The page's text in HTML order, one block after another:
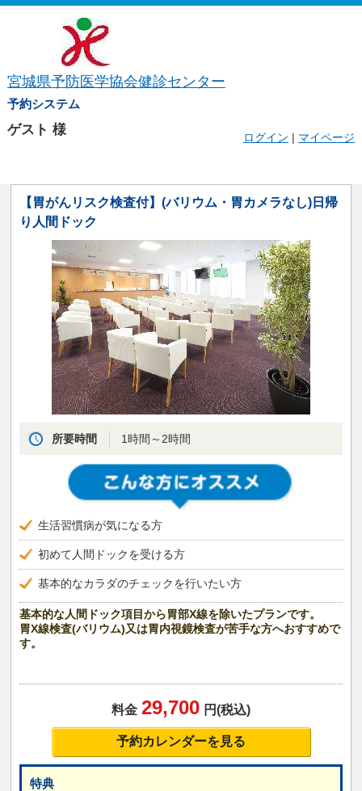
宮城県予防医学協会健診センター
予約システム
ゲスト 様 ログイン | マイページ
【胃がんリスク検査付】(バリウム・胃カメラなし)日帰
り人間ドック
所要時間 1時間～2時間
生活習慣病が気になる方
初めて人間ドックを受ける方
基本的なカラダのチェックを行いたい方
基本的な人間ドック項目から胃部X線を除いたプランです。
胃X線検査(バリウム)又は胃内視鏡検査が苦手な方へおすすめで
す。
料金 29,700 円(税込)
予約カレンダーを見る
特典